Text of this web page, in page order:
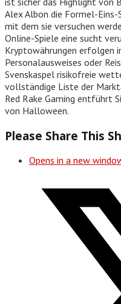
Alex Albon die Formel-
mit dem sie versuchen
Online-Spiele eine sucht
Kryptowährungen erfolgen
Personalausweises oder
Svenskaspel risikofreie
vollständige Liste der
Red Rake Gaming entführt
von Halloween.
Please Share This
Opens in a new